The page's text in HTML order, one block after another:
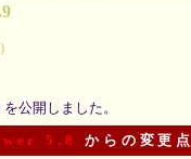
公開しました。
5.8 からの変更点